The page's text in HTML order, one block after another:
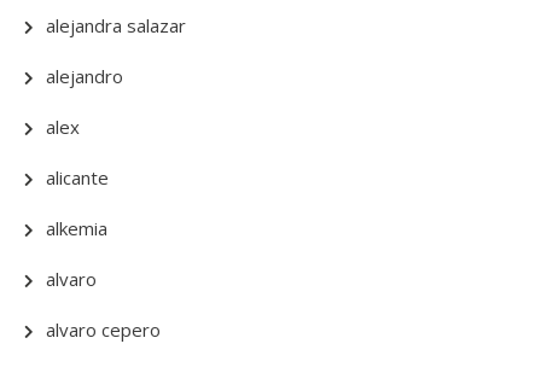
alejandra salazar
alejandro
alex
alicante
alkemia
alvaro
alvaro cepero